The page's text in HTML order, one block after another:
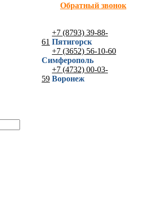
Обратный звонок
+7 (8793) 39-88-
61 Пятигорск
+7 (3652) 56-10-60
Симферополь
+7 (4732) 00-03-
59 Воронеж